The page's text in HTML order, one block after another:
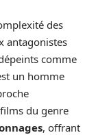
des
antagonistes
comme
un homme
du genre
, offrant